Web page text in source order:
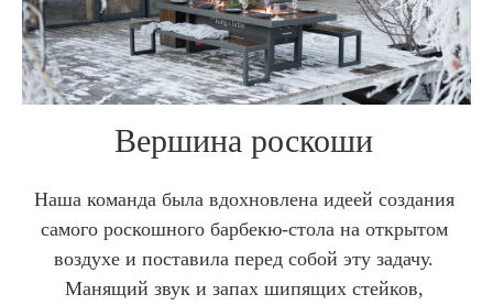
Вершина роскоши
Наша команда была вдохновлена идеей создания
самого роскошного барбекю-стола на открытом
воздухе и поставила перед собой эту задачу.
Манящий звук и запах шипящих стейков,